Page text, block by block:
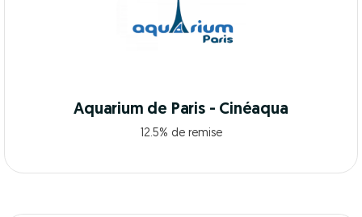
Aquarium de Paris - Cinéaqua
12.5% de remise